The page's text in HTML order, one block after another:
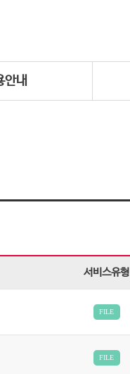
안내
서비스유형
FILE
FILE